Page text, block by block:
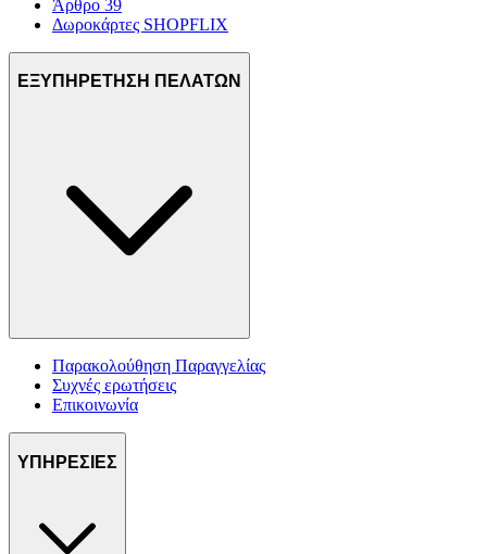
Άρθρο 39
Δωροκάρτες SHOPFLIX
ΕΞΥΠΗΡΕΤΗΣΗ ΠΕΛΑΤΩΝ
Παρακολούθηση Παραγγελίας
Συχνές ερωτήσεις
Επικοινωνία
ΥΠΗΡΕΣΙΕΣ